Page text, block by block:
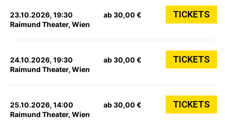
23.10.2026, 19:30
Raimund Theater, Wien
ab 30,00 € TICKETS
24.10.2026, 19:30
Raimund Theater, Wien
ab 30,00 € TICKETS
25.10.2026, 14:00
Raimund Theater, Wien
ab 30,00 € TICKETS